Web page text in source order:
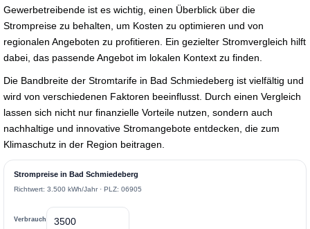
Gewerbetreibende ist es wichtig, einen Überblick über die
Strompreise zu behalten, um Kosten zu optimieren und von
regionalen Angeboten zu profitieren. Ein gezielter Stromvergleich hilft
dabei, das passende Angebot im lokalen Kontext zu finden.
Die Bandbreite der Stromtarife in Bad Schmiedeberg ist vielfältig und
wird von verschiedenen Faktoren beeinflusst. Durch einen Vergleich
lassen sich nicht nur finanzielle Vorteile nutzen, sondern auch
nachhaltige und innovative Stromangebote entdecken, die zum
Klimaschutz in der Region beitragen.
Strompreise in Bad Schmiedeberg
Richtwert: 3.500 kWh/Jahr · PLZ: 06905
Verbrauch